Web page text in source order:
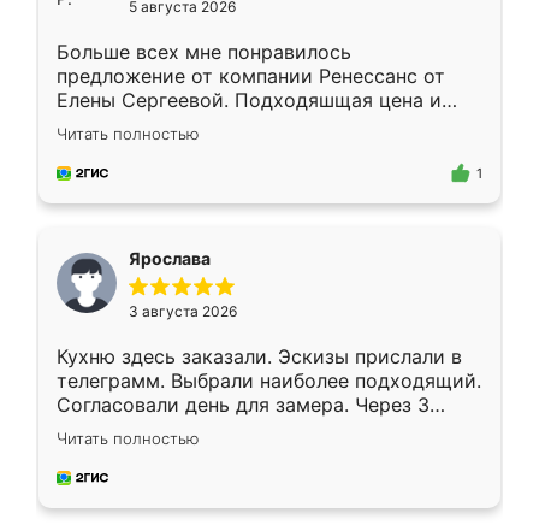
5 августа 2026
Больше всех мне понравилось
предложение от компании Ренессанс от
Елены Сергеевой. Подходяшщая цена и
короткие сроки изготовления. Приехавший
для замера сотрудник Владислав
предложил по моему эскизу самый
Читать полностью
1
Ярослава
3 августа 2026
Кухню здесь заказали. Эскизы прислали в
телеграмм. Выбрали наиболее подходящий.
Согласовали день для замера. Через 3
недели кухня была уже готова. Остались
довольны работой. Спасибо Ренессанс
мебель за качественную работу!
Читать полностью